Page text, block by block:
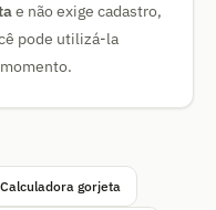
e não exige cadastro,
pode utilizá-la
gorjeta